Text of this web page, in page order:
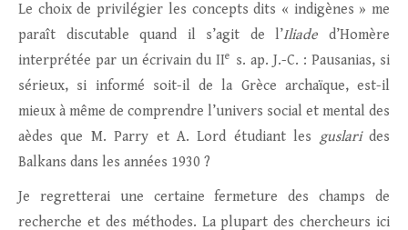
Le choix de privilégier les concepts dits « indigènes » me
paraît discutable quand il s’agit de l’Iliade d’Homère
interprétée par un écrivain du IIe
s. ap. J.-C. : Pausanias, si
sérieux, si informé soit-il de la Grèce archaïque, est-il
mieux à même de comprendre l’univers social et mental des
aèdes que M. Parry et A. Lord étudiant les guslarides
Balkans dans les années 1930 ?
Je regretterai une certaine fermeture des champs de
recherche et des méthodes. La plupart des chercheurs ici